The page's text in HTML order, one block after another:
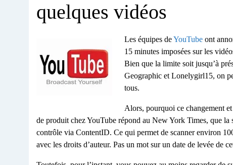
quelques vidéos
Les équipes deYouTube ont
15 minutes imposées sur les
Bien que la limite soit jusqu’à
Geographic et Lonelygirl15, on
tous.
Alors, pourquoi ce changement
de produit chez YouTube répond au New York Times, que la
contrôle via ContentID. Ce qui permet de scanner environ
avec les droits d’auteur. Pas un mot sur un date de levée de